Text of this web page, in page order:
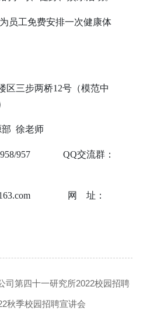
员工免费安排一次健康体
区三步两桥12号（模范中
徐老师
957 QQ交流群：
网
址：
司第四十一研究所2022校园招聘
秋季校园招聘宣讲会